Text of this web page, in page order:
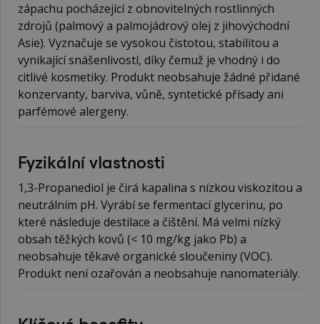
zápachu pocházející z obnovitelných rostlinných
zdrojů (palmový a palmojádrový olej z jihovýchodní
Asie). Vyznačuje se vysokou čistotou, stabilitou a
vynikající snášenlivostí, díky čemuž je vhodný i do
citlivé kosmetiky. Produkt neobsahuje žádné přidané
konzervanty, barviva, vůně, syntetické přísady ani
parfémové alergeny.
Fyzikální vlastnosti
1,3-Propanediol je čirá kapalina s nízkou viskozitou a
neutrálním pH. Vyrábí se fermentací glycerinu, po
které následuje destilace a čištění. Má velmi nízký
obsah těžkých kovů (< 10 mg/kg jako Pb) a
neobsahuje těkavé organické sloučeniny (VOC).
Produkt není ozařován a neobsahuje nanomateriály.